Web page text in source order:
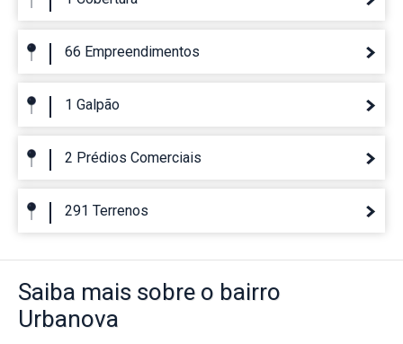
66 Empreendimentos
1 Galpão
2 Prédios Comerciais
291 Terrenos
Saiba mais sobre o bairro
Urbanova